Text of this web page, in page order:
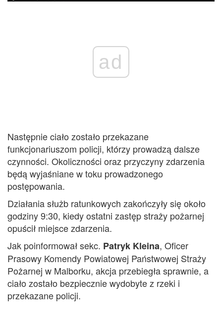
ad
Następnie ciało zostało przekazane
funkcjonariuszom policji, którzy prowadzą dalsze
czynności. Okoliczności oraz przyczyny zdarzenia
będą wyjaśniane w toku prowadzonego
postępowania.
Działania służb ratunkowych zakończyły się około
godziny 9:30, kiedy ostatni zastęp straży pożarnej
opuścił miejsce zdarzenia.
Jak poinformował sekc. Patryk Kleina, Oficer
Prasowy Komendy Powiatowej Państwowej Straży
Pożarnej w Malborku, akcja przebiegła sprawnie, a
ciało zostało bezpiecznie wydobyte z rzeki i
przekazane policji.